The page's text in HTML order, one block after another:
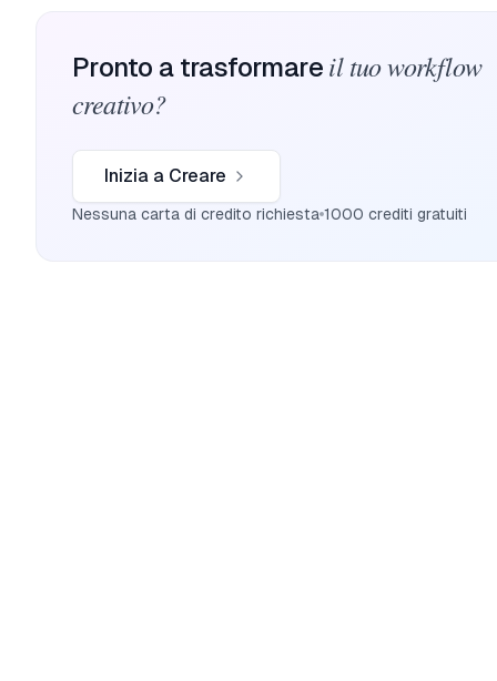
Pronto a trasformare il tuo workflow
creativo?
Inizia a Creare
Nessuna carta di credito richiesta 1000 crediti gratuiti